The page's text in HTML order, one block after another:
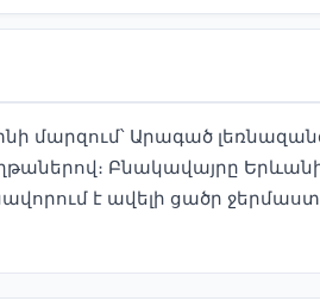
մարզում՝ Արագած
Բնակավայրը
է ավելի ցածր